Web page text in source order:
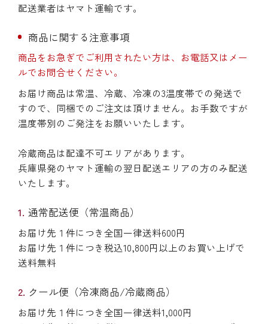
配送業者はヤマト運輸です。
商品に関する注意事項
商品をお急ぎでご利用されたい方は、お電話又はメー
ルでお問合せください。
お届け商品は常温、冷蔵、冷凍の3温度帯での発送で
すので、同梱でのご注文は頂けません。お手数ですが
温度帯別のご発注をお願いいたします。
冷蔵商品は配達不可エリアがあります。
兵庫県発のヤマト運輸の翌日配送エリアの方のみ配送
いたします。
通常配送便（常温商品）
お届け先１件につき全国一律送料600円
お届け先１件につき税込10,800円以上のお買い上げで
送料無料
クール便（冷凍商品/冷蔵商品）
お届け先１件につき全国一律送料1,000円